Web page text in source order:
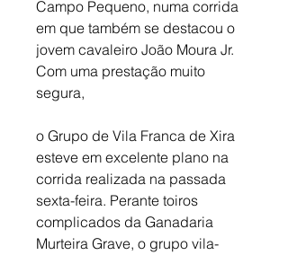
Campo Pequeno, numa corrida
em que também se destacou o
jovem cavaleiro João Moura Jr.
Com uma prestação muito
segura,
o Grupo de Vila Franca de Xira
esteve em excelente plano na
corrida realizada na passada
sexta-feira. Perante toiros
complicados da Ganadaria
Murteira Grave, o grupo vila-